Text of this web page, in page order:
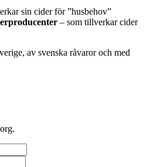
sin cider för ”husbehov”
– som tillverkar cider
av svenska råvaror och med